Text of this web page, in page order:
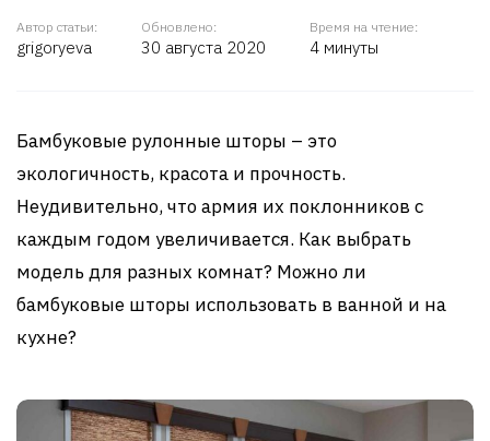
Автор статьи:
grigoryeva
Обновлено:
30 августа 2020
Время на чтение:
4 минуты
Бамбуковые рулонные шторы – это
экологичность, красота и прочность.
Неудивительно, что армия их поклонников с
каждым годом увеличивается. Как выбрать
модель для разных комнат? Можно ли
бамбуковые шторы использовать в ванной и на
кухне?